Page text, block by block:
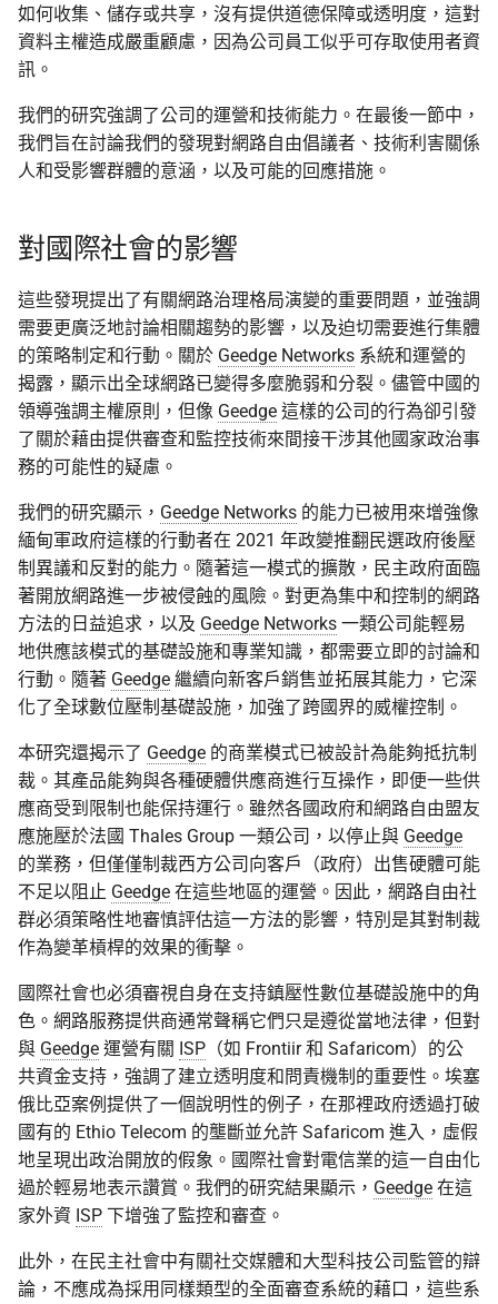
加密貨幣的隱私光譜
用 AI 工作時怎麼避免資料
像
如何收集、儲存或共享，沒有提供道德保障或透明度，這對
資料主權造成嚴重顧慮，因為公司員工似乎可存取使用者資
訊。
我們的研究強調了公司的運營和技術能力。在最後一節中，
我們旨在討論我們的發現對網路自由倡議者、技術利害關係
人和受影響群體的意涵，以及可能的回應措施。
對國際社會的影響
這些發現提出了有關網路治理格局演變的重要問題，並強調
需要更廣泛地討論相關趨勢的影響，以及迫切需要進行集體
的策略制定和行動。關於 Geedge Networks 系統和運營的
揭露，顯示出全球網路已變得多麼脆弱和分裂。儘管中國的
領導強調主權原則，但像 Geedge 這樣的公司的行為卻引發
了關於藉由提供審查和監控技術來間接干涉其他國家政治事
務的可能性的疑慮。
我們的研究顯示， Geedge Networks 的能力已被用來增強像
緬甸軍政府這樣的行動者在 2021 年政變推翻民選政府後壓
制異議和反對的能力。隨著這一模式的擴散，民主政府面臨
著開放網路進一步被侵蝕的風險。對更為集中和控制的網路
方法的日益追求，以及 Geedge Networks 一類公司能輕易
地供應該模式的基礎設施和專業知識，都需要立即的討論和
行動。隨著 Geedge 繼續向新客戶銷售並拓展其能力，它深
化了全球數位壓制基礎設施，加強了跨國界的威權控制。
本研究還揭示了 Geedge 的商業模式已被設計為能夠抵抗制
裁。其產品能夠與各種硬體供應商進行互操作，即便一些供
應商受到限制也能保持運行。雖然各國政府和網路自由盟友
應施壓於法國 Thales Group 一類公司，以停止與 Geedge
的業務，但僅僅制裁西方公司向客戶（政府）出售硬體可能
不足以阻止 Geedge 在這些地區的運營。因此，網路自由社
群必須策略性地審慎評估這一方法的影響，特別是其對制裁
作為變革槓桿的效果的衝擊。
國際社會也必須審視自身在支持鎮壓性數位基礎設施中的角
色。網路服務提供商通常聲稱它們只是遵從當地法律，但對
與 Geedge 運營有關 ISP （如 Frontiir 和 Safaricom）的公
共資金支持，強調了建立透明度和問責機制的重要性。埃塞
俄比亞案例提供了一個說明性的例子，在那裡政府透過打破
國有的 Ethio Telecom 的壟斷並允許 Safaricom 進入，虛假
地呈現出政治開放的假象。國際社會對電信業的這一自由化
過於輕易地表示讚賞。我們的研究結果顯示， Geedge 在這
家外資 ISP 下增強了監控和審查。
此外，在民主社會中有關社交媒體和大型科技公司監管的辯
論，不應成為採用同樣類型的全面審查系統的藉口，這些系